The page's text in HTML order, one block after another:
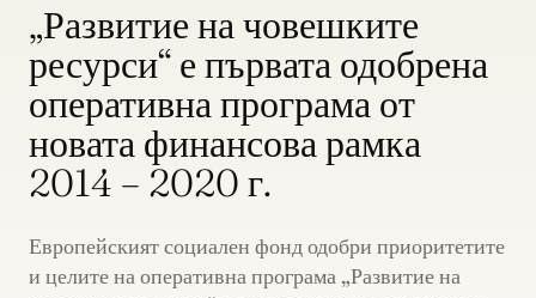
„Развитие на човешките
ресурси“ е първата одобрена
оперативна програма от
новата финансова рамка
2014 – 2020 г.
Европейският социален фонд одобри приоритетите
и целите на оперативна програма „Развитие на